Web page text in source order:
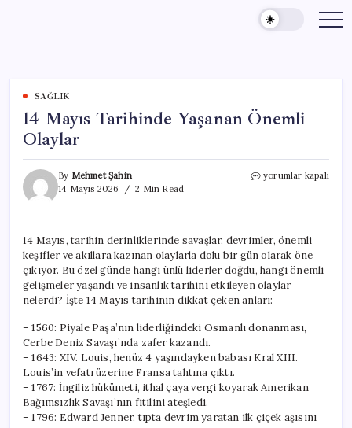
content
SAĞLIK
14 Mayıs Tarihinde Yaşanan Önemli
Olaylar
By Mehmet Şahin
14 Mayıs 2026
2 Min Read
14
Olaylar
için
yorumlar kapalı
14 Mayıs, tarihin derinliklerinde savaşlar, devrimler, önemli
keşifler ve akıllara kazınan olaylarla dolu bir gün olarak öne
çıkıyor. Bu özel günde hangi ünlü liderler doğdu, hangi önemli
gelişmeler yaşandı ve insanlık tarihini etkileyen olaylar
nelerdi? İşte 14 Mayıs tarihinin dikkat çeken anları:
– 1560: Piyale Paşa’nın liderliğindeki Osmanlı donanması,
Cerbe Deniz Savaşı’nda zafer kazandı.
– 1643: XIV. Louis, henüz 4 yaşındayken babası Kral XIII.
Louis’in vefatı üzerine Fransa tahtına çıktı.
– 1767: İngiliz hükümeti, ithal çaya vergi koyarak Amerikan
Bağımsızlık Savaşı’nın fitilini ateşledi.
– 1796: Edward Jenner, tıpta devrim yaratan ilk çiçek aşısını